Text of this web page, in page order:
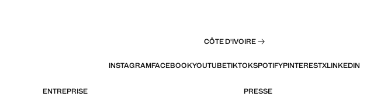
CÔTE D'IVOIRE
INSTAGRAMFACEBOOKYOUTUBETIKTOKSPOTIFYPINTERESTXLINKEDIN
ENTREPRISE PRESSE